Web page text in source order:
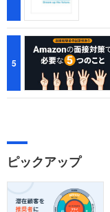
5
ピックアップ